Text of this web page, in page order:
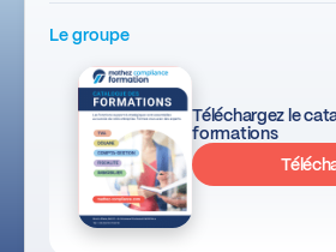
Le groupe
Téléchargez le
formations